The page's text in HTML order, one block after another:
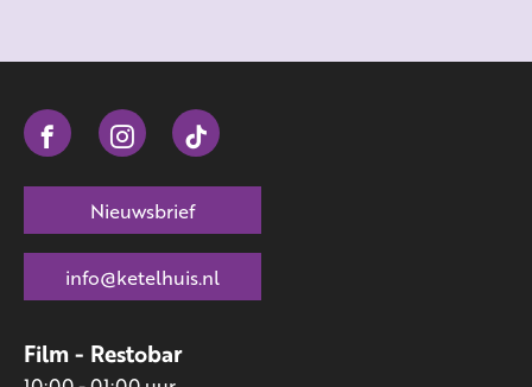
Film - Restobar
Nieuwsbrief
info@ketelhuis.nl